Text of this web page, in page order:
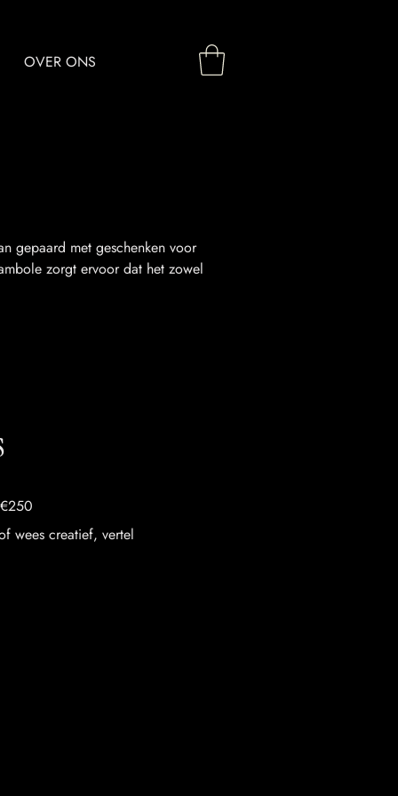
OVER ONS
gepaard met geschenken voor
zorgt ervoor dat het zowel
wees creatief, vertel